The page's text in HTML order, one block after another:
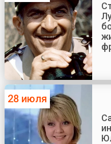
28 июля